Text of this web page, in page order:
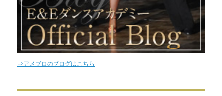
⇒アメブロのブログはこちら